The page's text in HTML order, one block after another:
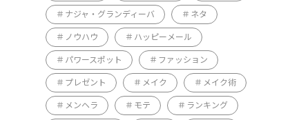
ナジャ・グランディーバ ネタ
ノウハウ ハッピーメール
パワースポット ファッション
プレゼント メイク メイク術
メンヘラ モテ ランキング